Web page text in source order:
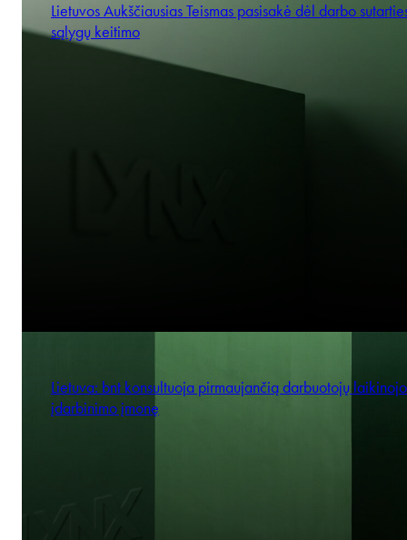
Lietuvos Aukščiausias Teismas pasisakė dėl darbo
sąlygų keitimo
Lietuva: bnt konsultuoja pirmaujančią darbuotojų laikinojo
įdarbinimo įmonę